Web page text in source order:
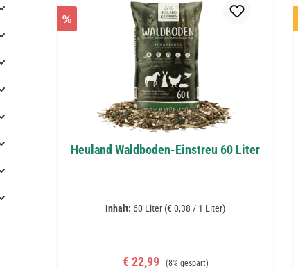
%
Heuland Waldboden-Einstreu 60 Liter
Inhalt: 60 Liter (€ 0,38 / 1 Liter)
Verkaufspreis:
€ 22,99 Regulärer Preis:
(8% gespart)